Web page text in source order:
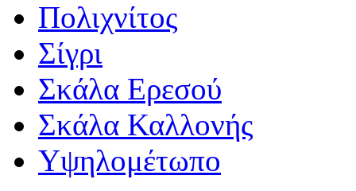
Πολιχνίτος
Σίγρι
Σκάλα Ερεσού
Σκάλα Καλλονής
Υψηλομέτωπο